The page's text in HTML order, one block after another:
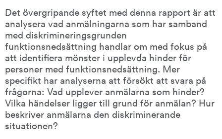
analys
av
upplevelser
av
diskriminering
som
har
samband
med
diskrimineringsgrunden
funktionsnedsättning)
Det övergripande syftet med denna rapport är att
analysera vad anmälningarna som har samband
med diskrimineringsgrunden
funktionsnedsättning handlar om med fokus på
att identifiera mönster i upplevda hinder för
personer med funktionsnedsättning. Mer
specifikt har analyserna att försökt att svara på
frågorna: Vad upplever anmälarna som hinder?
Vilka händelser ligger till grund för anmälan? Hur
beskriver anmälarna den diskriminerande
situationen?